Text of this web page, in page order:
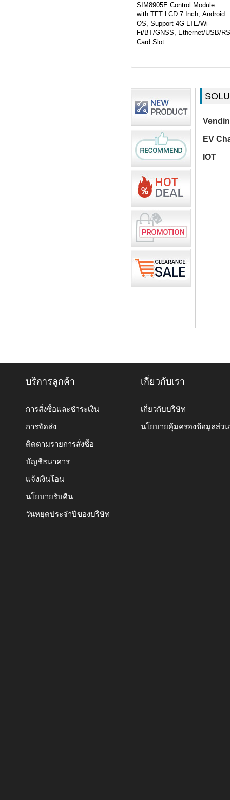
SIM8905E Control Module
with TFT LCD 7 Inch, Android
OS, Support 4G LTE/Wi-
Fi/BT/GNSS, Ethernet/USB/
Card Slot
EV
IOT
บริการลูกค้า
การสั่งซื้อและชำระเงิน
การจัดส่ง
ติดตามรายการสั่งซื้อ
บัญชีธนาคาร
แจ้งเงินโอน
นโยบายรับคืน
วันหยุดประจำปีของบริษัท
เกี่ยวกับเรา
เกี่ยวกับบริษัท
นโยบายคุ้มครองข้อมูลส่ว